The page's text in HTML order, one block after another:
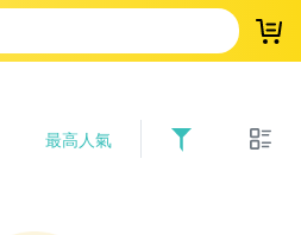
登
最高人氣